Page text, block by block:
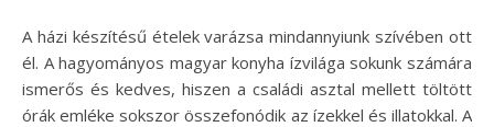
A házi készítésű ételek varázsa mindannyiunk szívében ott
él. A hagyományos magyar konyha ízvilága sokunk számára
ismerős és kedves, hiszen a családi asztal mellett töltött
órák emléke sokszor összefonódik az ízekkel és illatokkal. A